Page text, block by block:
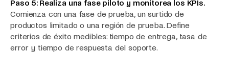
Paso 5: Realiza una fase piloto y monitorea los KPIs.
Comienza con una fase de prueba, un surtido de
productos limitado o una región de prueba. Define
criterios de éxito medibles: tiempo de entrega, tasa de
error y tiempo de respuesta del soporte.